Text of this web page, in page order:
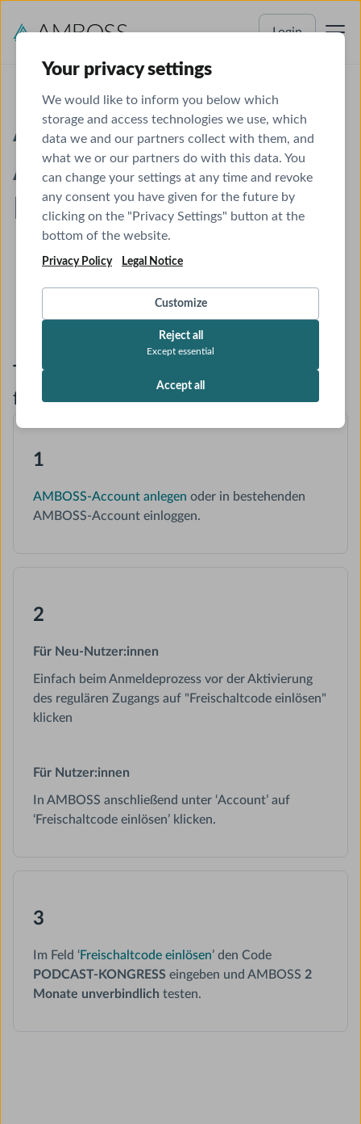
Your privacy settings
We would like to inform you below which
storage and access technologies we use, which
data we and our partners collect with them, and
what we or our partners do with this data. You
can change your settings at any time and revoke
any consent you have given for the future by
clicking on the "Privacy Settings" button at the
bottom of the website.
Privacy Policy Legal Notice
Customize
Reject all
Except essential
Accept all
Login
AMBOSS
Aktuell. Präzise.
Leitliniengerecht.
Testzugang jetzt bis 31. Mai 2025
freischalten – so geht’s:
1
AMBOSS-Account anlegen oder in bestehenden
AMBOSS-Account einloggen.
2
Für Neu-Nutzer:innen
Einfach beim Anmeldeprozess vor der Aktivierung
des regulären Zugangs auf "Freischaltcode einlösen"
klicken
Für Nutzer:innen
In AMBOSS anschließend unter ‘Account’ auf
‘Freischaltcode einlösen’ klicken.
3
Im Feld ‘Freischaltcode einlösen’ den Code
PODCAST-KONGRESS eingeben und AMBOSS 2
Monate unverbindlich testen.